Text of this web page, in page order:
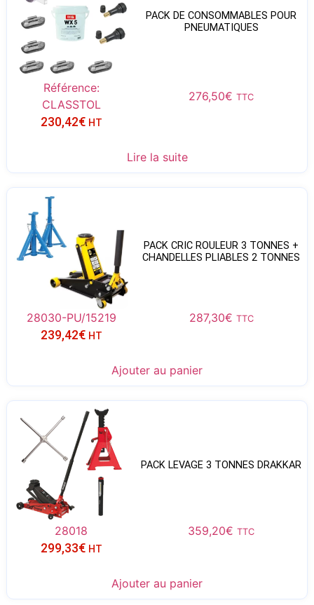
PACK DE CONSOMMABLES POUR
PNEUMATIQUES
Référence:
CLASSTOL
276,50€ TTC
230,42€ HT
Lire la suite
PACK CRIC ROULEUR 3 TONNES +
CHANDELLES PLIABLES 2 TONNES
28030-PU/15219 287,30€ TTC
239,42€ HT
Ajouter au panier
PACK LEVAGE 3 TONNES DRAKKAR
28018 359,20€ TTC
299,33€ HT
Ajouter au panier